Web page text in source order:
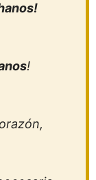
!